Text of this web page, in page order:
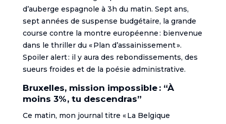
d’auberge espagnole à 3h du matin. Sept ans,
sept années de suspense budgétaire, la grande
course contre la montre européenne : bienvenue
dans le thriller du « Plan d’assainissement ».
Spoiler alert : il y aura des rebondissements, des
sueurs froides et de la poésie administrative.
Bruxelles, mission impossible : “À
moins 3%, tu descendras”
Ce matin, mon journal titre « La Belgique